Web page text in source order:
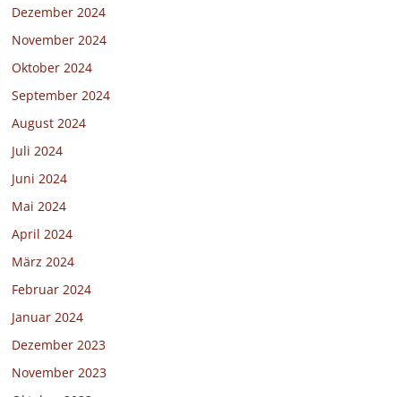
Dezember 2024
November 2024
Oktober 2024
September 2024
August 2024
Juli 2024
Juni 2024
Mai 2024
April 2024
März 2024
Februar 2024
Januar 2024
Dezember 2023
November 2023